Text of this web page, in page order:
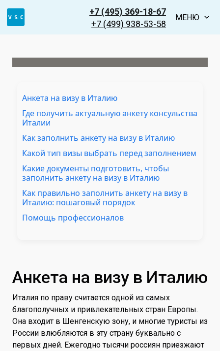
+7 (495) 369-18-67
+7 (499) 938-53-58
МЕНЮ
Анкета на визу в Италию
Где получить актуальную анкету консульства
Италии
Как заполнить анкету на визу в Италию
Какой тип визы выбрать перед заполнением
Какие документы подготовить, чтобы
заполнить анкету на визу в Италию
Как правильно заполнить анкету на визу в
Италию: пошаговый порядок
Помощь профессионалов
Анкета на визу в Италию
Италия по праву считается одной из самых
благополучных и привлекательных стран Европы.
Она входит в Шенгенскую зону, и многие туристы из
России влюбляются в эту страну буквально с
первых дней. Ежегодно тысячи россиян приезжают